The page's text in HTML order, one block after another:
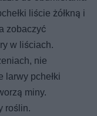
liście żółkną i
zobaczyć
w liściach.
nie
larwy pchełki
miny.
roślin.